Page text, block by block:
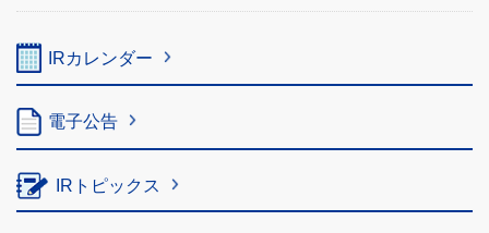
IRカレンダー
電子公告
IRトピックス